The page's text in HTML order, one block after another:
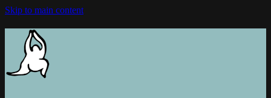
Skip to main content